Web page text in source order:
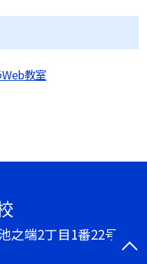
Web教室
之端2丁目1番22号